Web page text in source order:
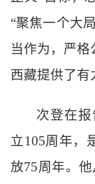
“聚焦一个大
当作为，严
西藏提供了有
次登在报
立105周年，
放75周年。他